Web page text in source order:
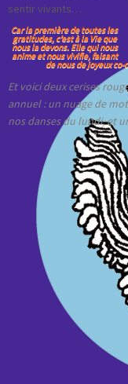
sentir vivants…
Car la première de toutes les
gratitudes, c’est à la Vie que
nous la devons. Elle qui nous
anime et nous vivifie, faisant
de nous de joyeux
Et voici deux cerises
annuel : un nuage de
nos danses du lundi, et